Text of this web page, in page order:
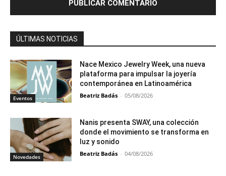
ÚLTIMAS NOTICIAS
Eventos
Nace Mexico Jewelry Week, una nueva
plataforma para impulsar la joyería
contemporánea en Latinoamérica
Beatriz Badás - 05/08/2026
Novedades
Nanis presenta SWAY, una colección
donde el movimiento se transforma en
luz y sonido
Beatriz Badás - 04/08/2026